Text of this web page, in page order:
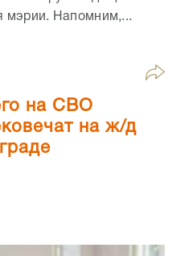
мэрии. Напомним,...
на СВО
на ж/д